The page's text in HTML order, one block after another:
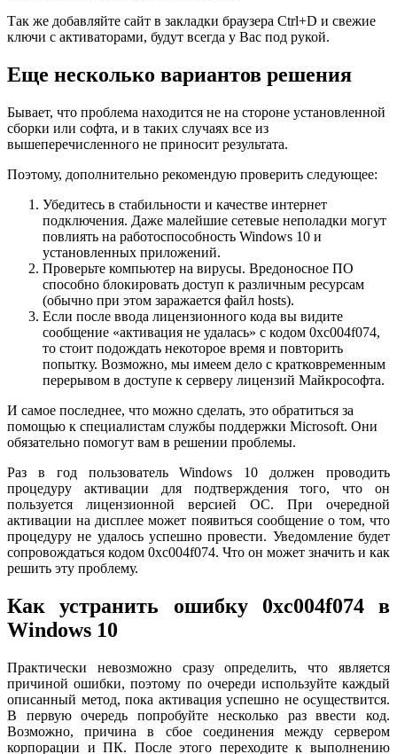
Так же добавляйте сайт в закладки браузера Ctrl+D и свежие
ключи с активаторами, будут всегда у Вас под рукой.
Еще несколько вариантов решения
Бывает, что проблема находится не на стороне установленной
сборки или софта, и в таких случаях все из
вышеперечисленного не приносит результата.
Поэтому, дополнительно рекомендую проверить следующее:
Убедитесь в стабильности и качестве интернет
подключения. Даже малейшие сетевые неполадки могут
повлиять на работоспособность Windows 10 и
установленных приложений.
Проверьте компьютер на вирусы. Вредоносное ПО
способно блокировать доступ к различным ресурсам
(обычно при этом заражается файл hosts).
Если после ввода лицензионного кода вы видите
сообщение «активация не удалась» с кодом 0xc004f074,
то стоит подождать некоторое время и повторить
попытку. Возможно, мы имеем дело с кратковременным
перерывом в доступе к серверу лицензий Майкрософта.
И самое последнее, что можно сделать, это обратиться за
помощью к специалистам службы поддержки Microsoft. Они
обязательно помогут вам в решении проблемы.
Раз в год пользователь Windows 10 должен проводить
процедуру активации для подтверждения того, что он
пользуется лицензионной версией ОС. При очередной
активации на дисплее может появиться сообщение о том, что
процедуру не удалось успешно провести. Уведомление будет
сопровождаться кодом 0xc004f074. Что он может значить и как
решить эту проблему.
Как устранить ошибку 0xc004f074 в
Windows 10
Практически невозможно сразу определить, что является
причиной ошибки, поэтому по очереди используйте каждый
описанный метод, пока активация успешно не осуществится.
В первую очередь попробуйте несколько раз ввести код.
Возможно, причина в сбое соединения между сервером
корпорации и ПК. После этого переходите к выполнению